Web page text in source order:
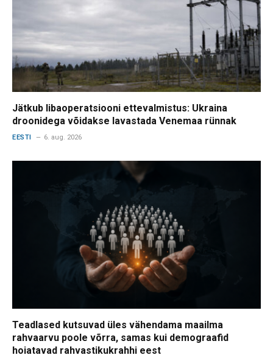
Jätkub libaoperatsiooni ettevalmistus: Ukraina
droonidega võidakse lavastada Venemaa rünnak
EESTI 6. aug. 2026
Teadlased kutsuvad üles vähendama maailma
rahvaarvu poole võrra, samas kui demograafid
hoiatavad rahvastikukrahhi eest